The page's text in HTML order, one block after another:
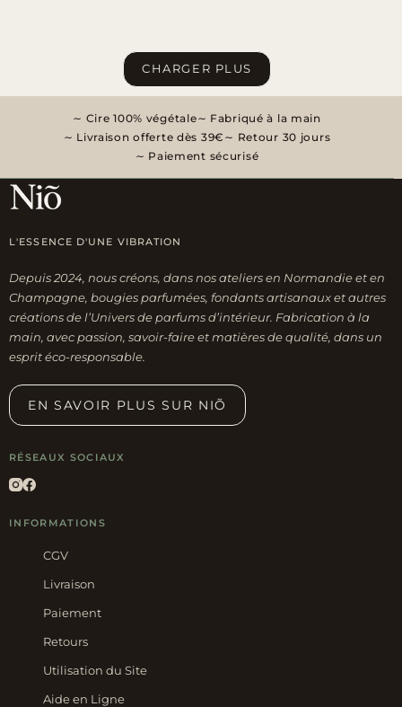
CHARGER PLUS
Cire 100% végétale
Fabriqué à la main
Livraison offerte dès 39€
Retour 30 jours
Paiement sécurisé
L'ESSENCE D'UNE VIBRATION
Depuis 2024, nous créons, dans nos ateliers en Normandie et en
Champagne, bougies parfumées, fondants artisanaux et autres
créations de l’Univers de parfums d’intérieur. Fabrication à la
main, avec passion, savoir-faire et matières de qualité, dans un
esprit éco-responsable.
EN SAVOIR PLUS SUR NIÕ
RÉSEAUX SOCIAUX
INFORMATIONS
CGV
Livraison
Paiement
Retours
Utilisation du Site
Aide en Ligne